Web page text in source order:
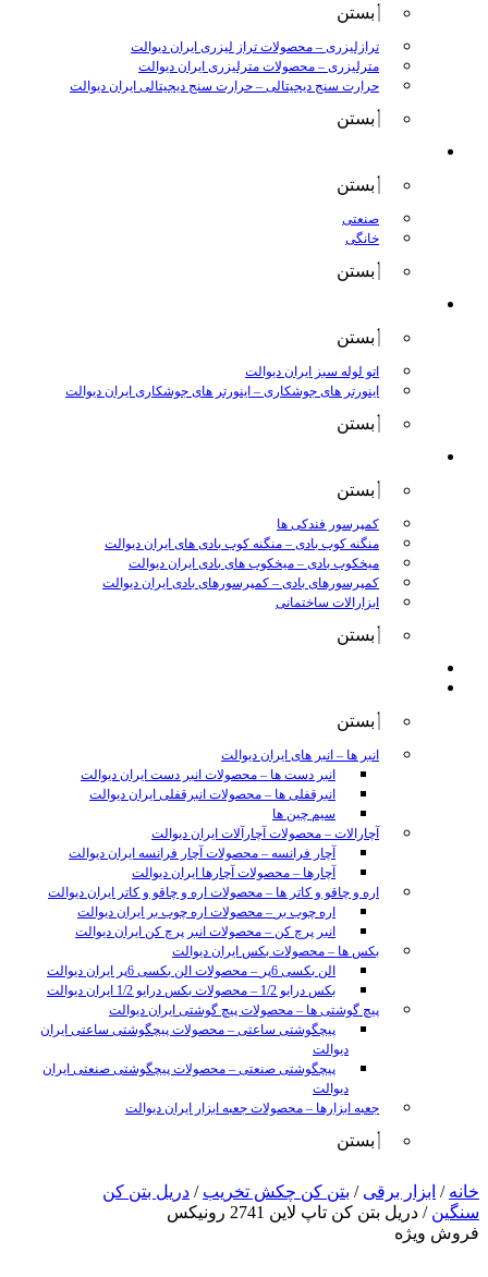
بستن
ترازلیزری – محصولات تراز لیزری ایران دیوالت
مترلیزری – محصولات مترلیزری ایران دیوالت
حرارت سنج دیجیتالی – حرارت سنج دیجیتالی ایران دیوالت
بستن
بستن
صنعتی
خانگی
بستن
بستن
اتو لوله سبز ایران دیوالت
اینورتر های جوشکاری – اینورتر های جوشکاری ایران دیوالت
بستن
بستن
کمپرسور فندکی ها
منگنه کوب بادی – منگنه کوب بادی های ایران دیوالت
میخکوب بادی – میخکوب های بادی ایران دیوالت
کمپرسورهای بادی – کمپرسورهای بادی ایران دیوالت
ابزارالات ساختمانی
بستن
بستن
انبر ها – انبر های ایران دیوالت
انبر دست ها – محصولات انبر دست ایران دیوالت
انبرقفلی ها – محصولات انبرقفلی ایران دیوالت
سیم چین ها
آچارالات – محصولات آچارآلات ایران دیوالت
آچار فرانسه – محصولات آچار فرانسه ایران دیوالت
آچارها – محصولات آچارها ایران دیوالت
اره و چاقو و کاتر ها – محصولات اره و چاقو و کاتر ایران دیوالت
اره چوب بر – محصولات اره چوب بر ایران دیوالت
انبر پرچ کن – محصولات انبر پرچ کن ایران دیوالت
بکس ها – محصولات بکس ایران دیوالت
الن بکسی 6پر
– محصولات الن بکسی 6پر ایران دیوالت
بکس درایو 1/2
– محصولات بکس درایو 1/2 ایران دیوالت
پیچ گوشتی ها – محصولات پیچ گوشتی ایران دیوالت
پیچگوشتی ساعتی – محصولات پیچگوشتی ساعتی ایران
دیوالت
پیچگوشتی صنعتی – محصولات پیچگوشتی صنعتی ایران
دیوالت
جعبه ابزارها – محصولات جعبه ابزار ایران دیوالت
بستن
sunny
leon
video
xxx
خانه / ابزار برقی / بتن کن چکش تخریب / دریل بتن کن
سنگین / دریل بتن کن تاپ لاین 2741 رونیکس
فروش ویژه